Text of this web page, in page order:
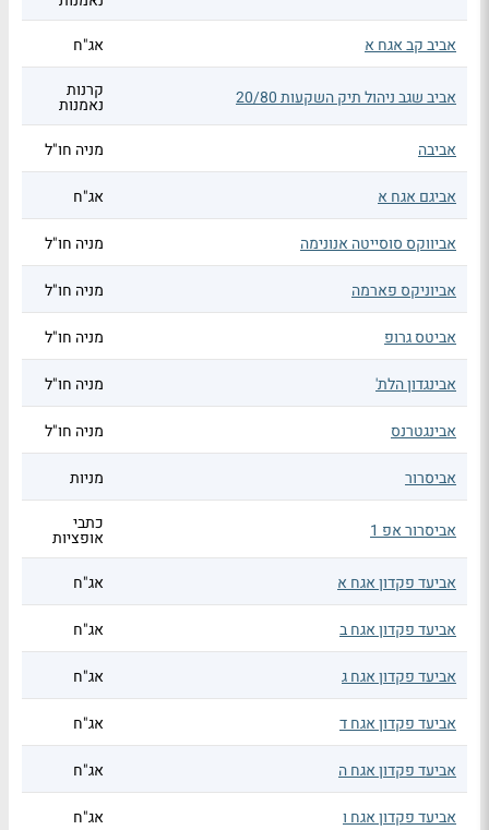
אביב קב אגח א
אג"ח
אביב שגב ניהול תיק השקעות 20/80 קרנות
נאמנות
אביבה
מניה חו"ל
אביגם אגח א אג"ח
אביווקס סוסייטה אנונימה מניה חו"ל
אביוניקס פארמה מניה חו"ל
אביטס גרופ מניה חו"ל
אבינגדון הלת' מניה חו"ל
אבינגטרנס מניה חו"ל
אביסרור מניות
אביסרור אפ 1 כתבי
אופציות
אביעד פקדון אגח א
אג"ח
אביעד פקדון אגח ב אג"ח
אביעד פקדון אגח ג אג"ח
אביעד פקדון אגח ד אג"ח
אביעד פקדון אגח ה אג"ח
אביעד פקדון אגח ו אג"ח